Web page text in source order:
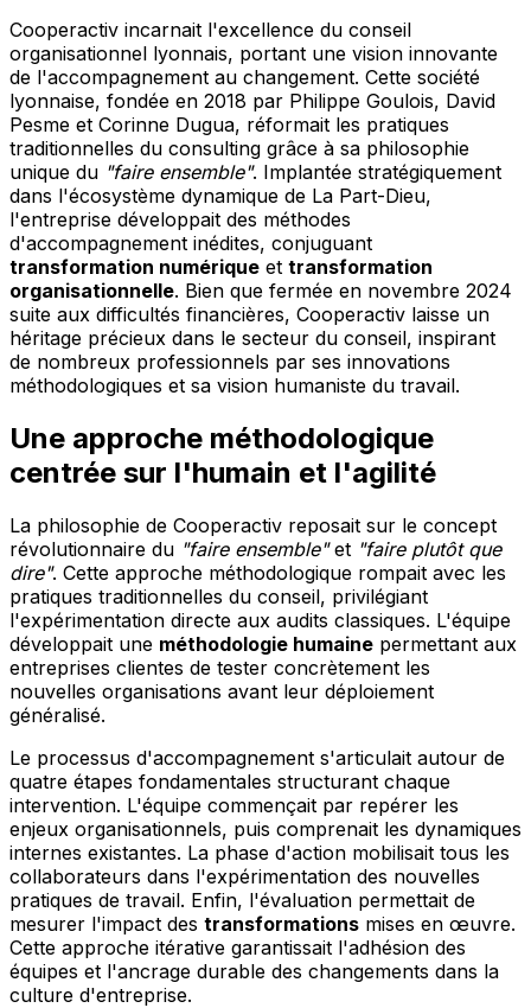
Cooperactiv incarnait l'excellence du conseil
organisationnel lyonnais, portant une vision innovante
de l'accompagnement au changement. Cette société
lyonnaise, fondée en 2018 par Philippe Goulois, David
Pesme et Corinne Dugua, réformait les pratiques
traditionnelles du consulting grâce à sa philosophie
unique du "faire ensemble". Implantée stratégiquement
dans l'écosystème dynamique de La Part-Dieu,
l'entreprise développait des méthodes
d'accompagnement inédites, conjuguant
transformation numérique et transformation
organisationnelle. Bien que fermée en novembre 2024
suite aux difficultés financières, Cooperactiv laisse un
héritage précieux dans le secteur du conseil, inspirant
de nombreux professionnels par ses innovations
méthodologiques et sa vision humaniste du travail.
Une approche méthodologique
centrée sur l'humain et l'agilité
La philosophie de Cooperactiv reposait sur le concept
révolutionnaire du "faire ensemble"et "faire plutôt que
dire". Cette approche méthodologique rompait avec les
pratiques traditionnelles du conseil, privilégiant
l'expérimentation directe aux audits classiques. L'équipe
développait une méthodologie humaine permettant aux
entreprises clientes de tester concrètement les
nouvelles organisations avant leur déploiement
généralisé.
Le processus d'accompagnement s'articulait autour de
quatre étapes fondamentales structurant chaque
intervention. L'équipe commençait par repérer les
enjeux organisationnels, puis comprenait les dynamiques
internes existantes. La phase d'action mobilisait tous les
collaborateurs dans l'expérimentation des nouvelles
pratiques de travail. Enfin, l'évaluation permettait de
mesurer l'impact des transformations mises en œuvre.
Cette approche itérative garantissait l'adhésion des
équipes et l'ancrage durable des changements dans la
culture d'entreprise.